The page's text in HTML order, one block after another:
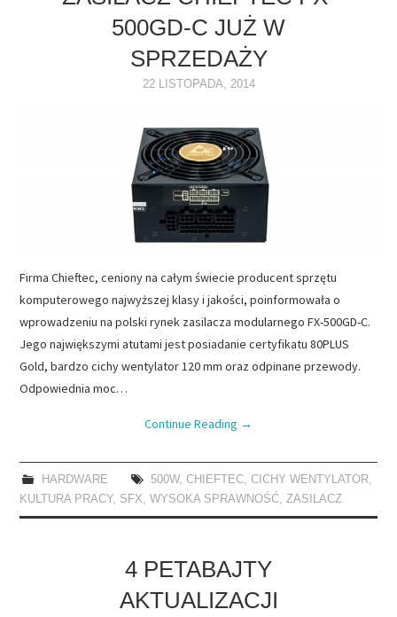
OPROGRAMOWANIE
500GD-C JUŻ W
SPRZEDAŻY
22 LISTOPADA, 2014
Firma Chieftec, ceniony na całym świecie producent sprzętu
komputerowego najwyższej klasy i jakości, poinformowała o
wprowadzeniu na polski rynek zasilacza modularnego FX-500GD-C.
Jego największymi atutami jest posiadanie certyfikatu 80PLUS
Gold, bardzo cichy wentylator 120 mm oraz odpinane przewody.
Odpowiednia moc…
Continue Reading →
HARDWARE 500W, CHIEFTEC, CICHY WENTYLATOR,
KULTURA PRACY, SFX,WYSOKA SPRAWNOŚĆ,ZASILACZ
4 PETABAJTY
AKTUALIZACJI